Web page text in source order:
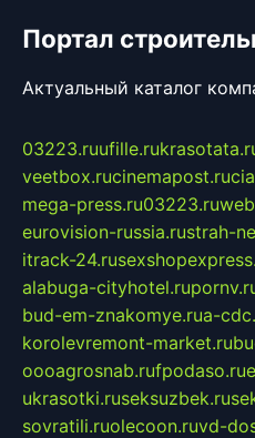
Портал
Актуальный каталог
03223.ruufille.ru
veetbox.rucinemapost.ru
mega-press.ru03223.ru
eurovision-russia.rustrah-
itrack-24.ru
alabuga-cityhotel.ru
bud-em-znakomye.rua-
korolevremont-market.ru
oooagrosnab.rufpodaso.ru
ukrasotki.ruseksuzbek.ru
sovratili.ruolecoon.ruvd-